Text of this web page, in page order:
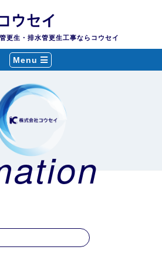
更生・排水管更生工事ならコウセイ
Menu